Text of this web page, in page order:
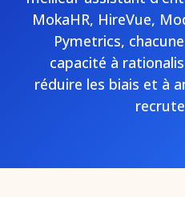
MokaHR, HireVue,
Pymetrics,
capacité à
réduire les biais et à